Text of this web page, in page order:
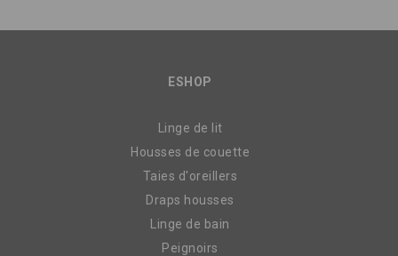
ESHOP
Linge de lit
Housses de couette
Taies d'oreillers
Draps housses
Linge de bain
Peignoirs